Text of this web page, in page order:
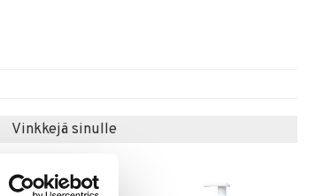
Vinkkejä sinulle